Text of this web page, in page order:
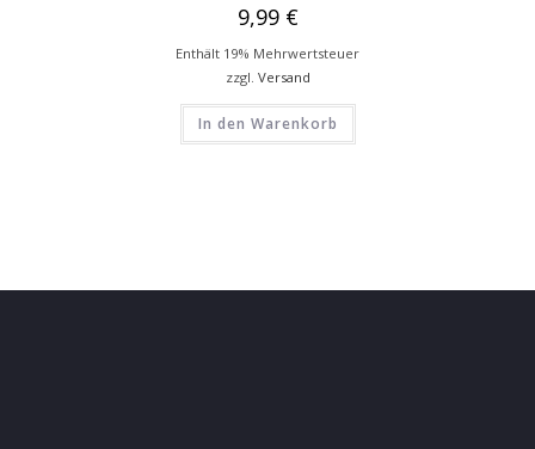
9,99 €
Enthält 19% Mehrwertsteuer
zzgl. Versand
In den Warenkorb